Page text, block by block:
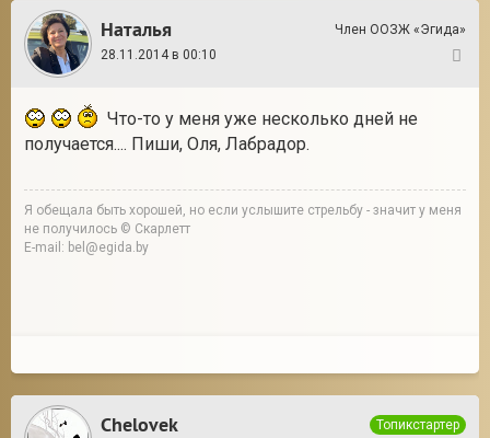
Наталья
Член ООЗЖ «Эгида»
28.11.2014 в 00:10
Что-то у меня уже несколько дней не
получается.... Пиши, Оля, Лабрадор.
Я обещала быть хорошей, но если услышите стрельбу - значит у меня
не получилось © Скарлетт
E-mail: bel@egida.by
Chelovek
Топикстартер